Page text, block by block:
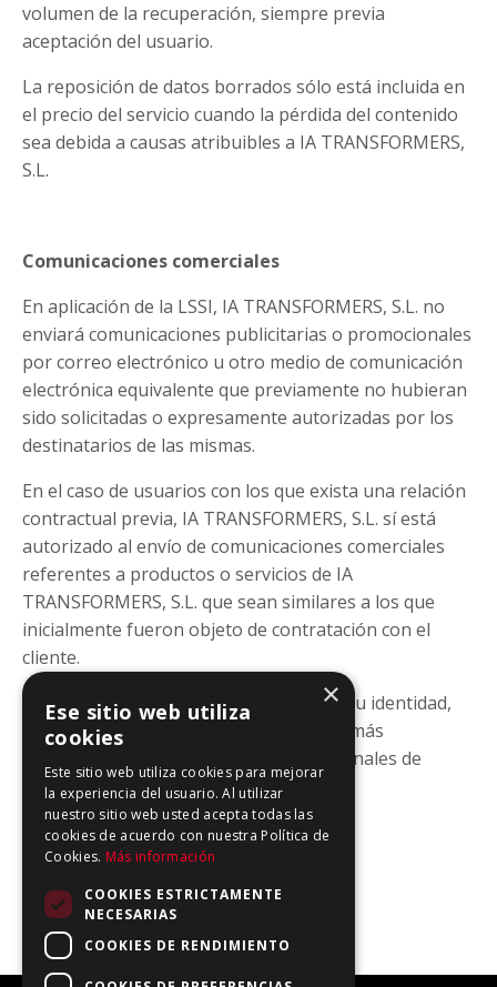
volumen de la recuperación, siempre previa
aceptación del usuario.
La reposición de datos borrados sólo está incluida en
el precio del servicio cuando la pérdida del contenido
sea debida a causas atribuibles a IA TRANSFORMERS,
S.L.
Comunicaciones comerciales
En aplicación de la LSSI, IA TRANSFORMERS, S.L. no
enviará comunicaciones publicitarias o promocionales
por correo electrónico u otro medio de comunicación
electrónica equivalente que previamente no hubieran
sido solicitadas o expresamente autorizadas por los
destinatarios de las mismas.
En el caso de usuarios con los que exista una relación
contractual previa, IA TRANSFORMERS, S.L. sí está
autorizado al envío de comunicaciones comerciales
referentes a productos o servicios de IA
TRANSFORMERS, S.L. que sean similares a los que
inicialmente fueron objeto de contratación con el
cliente.
En todo caso, el usuario, tras acreditar su identidad,
podrá solicitar que no se le haga llegar más
información comercial a través de los canales de
Atención al Cliente.
×
Ese sitio web utiliza
cookies
Este sitio web utiliza cookies para mejorar
la experiencia del usuario. Al utilizar
nuestro sitio web usted acepta todas las
cookies de acuerdo con nuestra Política de
Cookies. Más información
COOKIES ESTRICTAMENTE
NECESARIAS
COOKIES DE RENDIMIENTO